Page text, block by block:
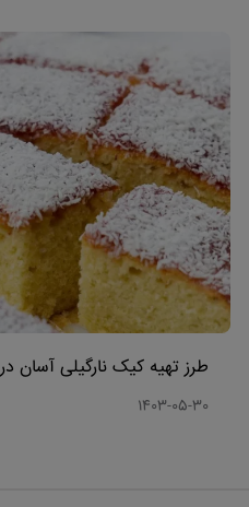
طرز تهیه کیک نارگیلی آسان
1403-05-30